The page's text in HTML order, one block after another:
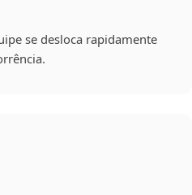
se desloca rapidamente